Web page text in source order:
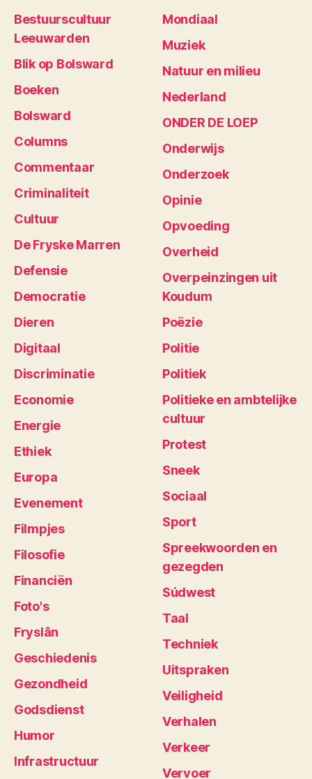
Bestuurscultuur
Leeuwarden
Blik op Bolsward
Boeken
Bolsward
Columns
Commentaar
Criminaliteit
Cultuur
De Fryske Marren
Defensie
Democratie
Dieren
Digitaal
Discriminatie
Economie
Energie
Ethiek
Europa
Evenement
Filmpjes
Filosofie
Financiën
Foto's
Fryslân
Geschiedenis
Gezondheid
Godsdienst
Humor
Infrastructuur
Mondiaal
Muziek
Natuur en milieu
Nederland
ONDER DE LOEP
Onderwijs
Onderzoek
Opinie
Opvoeding
Overheid
Overpeinzingen uit
Koudum
Poëzie
Politie
Politiek
Politieke en ambtelijke
cultuur
Protest
Sneek
Sociaal
Sport
Spreekwoorden en
gezegden
Súdwest
Taal
Techniek
Uitspraken
Veiligheid
Verhalen
Verkeer
Vervoer